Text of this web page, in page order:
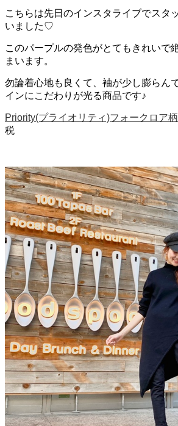
こちらは先日のインスタライブでスタ
いました♡
このパープルの発色がとてもきれいで
まいます。
勿論着心地も良くて、袖が少し膨らん
インにこだわりが光る商品です♪
Priority(プライオリティ)フォークロア
税